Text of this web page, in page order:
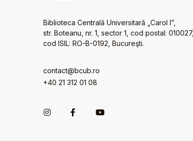
Biblioteca Centrală Universitară „Carol I”,
str. Boteanu, nr. 1, sector 1, cod postal: 010027,
cod ISIL: RO-B-0192, Bucureşti.
contact@bcub.ro
+40 21 312 01 08